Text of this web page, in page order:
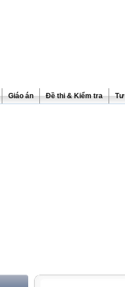
Giáo án Đề thi & Kiểm tra